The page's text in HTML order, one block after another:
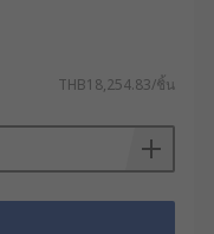
THB18,254.83/ชิ้น